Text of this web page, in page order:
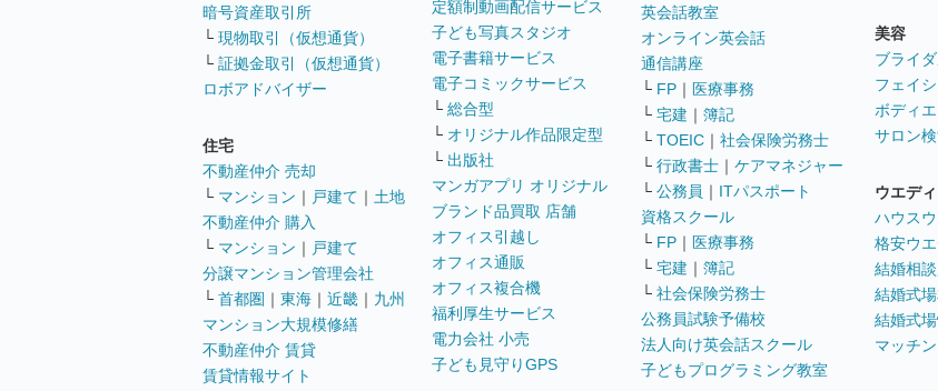
暗号資産取引所
└ 現物取引（仮想通貨）
└ 証拠金取引（仮想通貨）
ロボアドバイザー
住宅
不動産仲介 売却
└ マンション ｜ 戸建て ｜ 土地
不動産仲介 購入
└ マンション ｜ 戸建て
分譲マンション管理会社
└ 首都圏 ｜ 東海 ｜ 近畿 ｜ 九州
マンション大規模修繕
不動産仲介 賃貸
賃貸情報サイト
定額制動画配信サービス
子ども写真スタジオ
電子書籍サービス
電子コミックサービス
└ 総合型
└ オリジナル作品限定型
└ 出版社
マンガアプリ オリジナル
ブランド品買取 店舗
オフィス引越し
オフィス通販
オフィス複合機
福利厚生サービス
電力会社 小売
子ども見守りGPS
英会話教室
オンライン英会話
通信講座
└ FP ｜ 医療事務
└ 宅建 ｜ 簿記
└ TOEIC ｜ 社会保険労務士
└ 行政書士 ｜ ケアマネジャー
└ 公務員 ｜ ITパスポート
資格スクール
└ FP ｜ 医療事務
└ 宅建 ｜ 簿記
└ 社会保険労務士
公務員試験予備校
法人向け英会話スクール
子どもプログラミング教室
美容
ブライ
フェイ
ボディ
サロン
ウエデ
ハウス
格安ウ
結婚相
結婚式
結婚式
マッチ